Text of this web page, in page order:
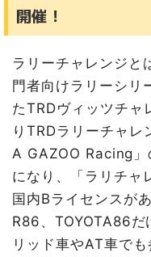
開催！
ラリーチャレンジと
門者向けラリーシリ
たTRDヴィッツチャ
りTRDラリーチャレ
A GAZOO Racing」
になり、「ラリチャ
国内Bライセンスが
R86、TOYOTA86だ
リッド車やAT車で